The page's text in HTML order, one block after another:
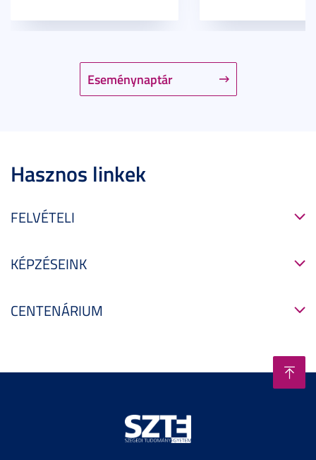
Eseménynaptár
Hasznos linkek
FELVÉTELI
KÉPZÉSEINK
CENTENÁRIUM